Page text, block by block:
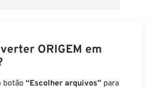
ORIGEM em
botão “Escolher arquivos” para